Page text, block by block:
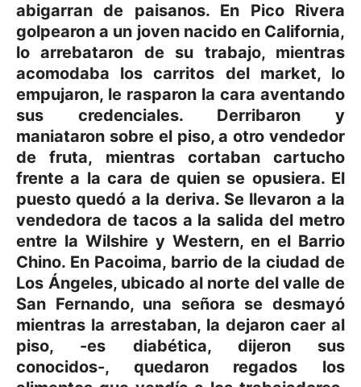
abigarran de paisanos. En Pico Rivera
golpearon a un joven nacido en California,
lo arrebataron de su trabajo, mientras
acomodaba los carritos del market, lo
empujaron, le rasparon la cara aventando
sus credenciales. Derribaron y
maniataron sobre el piso, a otro vendedor
de fruta, mientras cortaban cartucho
frente a la cara de quien se opusiera. El
puesto quedó a la deriva. Se llevaron a la
vendedora de tacos a la salida del metro
entre la Wilshire y Western, en el Barrio
Chino. En Pacoima, barrio de la ciudad de
Los Ángeles, ubicado al norte del valle de
San Fernando, una señora se desmayó
mientras la arrestaban, la dejaron caer al
piso, -es diabética, dijeron sus
conocidos-, quedaron regados los